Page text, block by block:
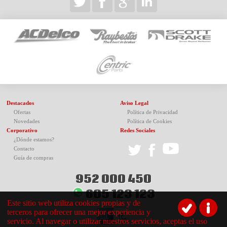
Destacados
Ofertas
Novedades
Corporativo
¿Dónde estamos?
Contacto
Guía de compras
Aviso Legal
Política de Privacidad
Política de Cookies
Redes Sociales
952 000 450
605 123 123
Este sitio web utiliza cookies propias y de
terceros para ofrecer una mejor experiencia y
servicio. Al navegar o utilizar nuestros servicios, aceptas el uso